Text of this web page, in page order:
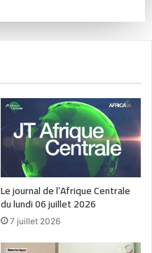
Le journal de l’Afrique Centrale
du lundi 06 juillet 2026
7 juillet 2026